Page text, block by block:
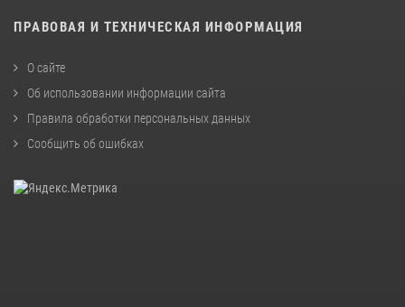
ПРАВОВАЯ И ТЕХНИЧЕСКАЯ ИНФОРМАЦИЯ
О сайте
Об использовании информации сайта
Правила обработки персональных данных
Сообщить об ошибках